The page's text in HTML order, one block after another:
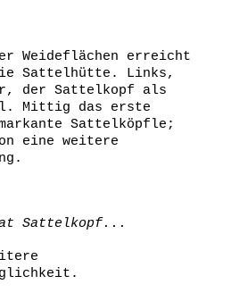
Weideflächen erreicht
Sattelhütte. Links,
der Sattelkopf als
Mittig das erste
Sattelköpfle;
eine weitere
Sattelkopf...